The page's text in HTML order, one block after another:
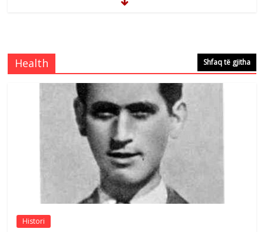
Comments Off
Çlirimtari Mentor Mushkolaj nderohet
me mirenjohje nga Xhevdet Qeriqi Dega
e invalidëve në Fushë Kosovë
August 4, 2026 Comments Off
Sulm , pse të dua ty
August 8, 2026 Comments Off
Health Shfaq të gjitha
Histori